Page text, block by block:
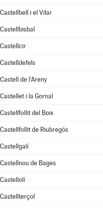
Castellbell i el Vilar
Castellbisbal
Castellcir
Castelldefels
Castell de l'Areny
Castellet i la Gornal
Castellfollit del Boix
Castellfollit de Riubregós
Castellgalí
Castellnou de Bages
Castellolí
Castellterçol